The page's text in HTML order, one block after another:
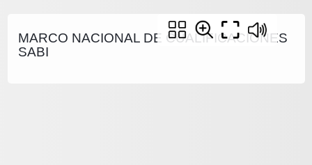
MARCO NACIONAL DE CUALIFICACIONES
SABI